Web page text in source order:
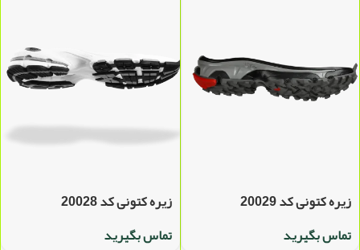
زیره کتونی کد 20029
تماس بگیرید
زیره کتونی کد 20028
تماس بگیرید